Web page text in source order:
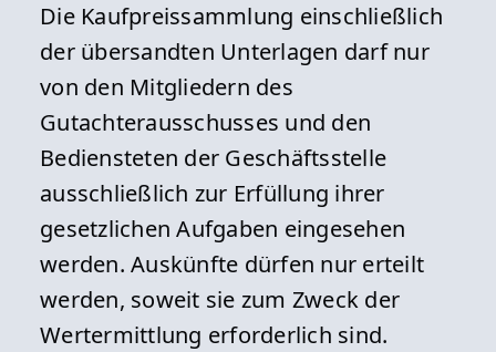
Die Kaufpreissammlung einschließlich
der übersandten Unterla­gen darf nur
von den Mitgliedern des
Gutachterausschusses und den
Bediensteten der Geschäftsstelle
ausschließlich zur Erfül­lung ihrer
gesetzlichen Aufgaben eingesehen
werden. Auskünfte dürfen nur erteilt
werden, soweit sie zum Zweck der
Wert­ermitt­lung erforderlich sind.